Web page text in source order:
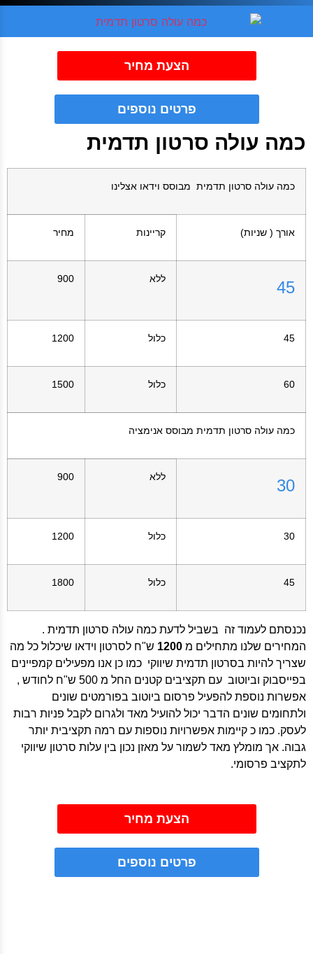
הצעת מחיר
פרטים נוספים
כמה עולה סרטון תדמית
כמה עולה סרטון תדמית מבוסס וידאו אצלינו
אורך ( שניות) קריינות מחיר
45 ללא 900
45 כלול 1200
60 כלול 1500
כמה עולה סרטון תדמית מבוסס אנימציה
30 ללא 900
30 כלול 1200
45 כלול 1800
נכנסתם לעמוד זה בשביל לדעת כמה עולה סרטון תדמית .
המחירים שלנו מתחילים מ 1200 ש"ח לסרטון וידאו שיכלול כל מה
שצריך להיות בסרטון תדמית שיווקי כמו כן אנו מפעילים קמפיינים
בפייסבוק וביוטוב עם תקציבים קטנים החל מ 500 ש"ח לחודש ,
אפשרות נוספת להפעיל פרסום ביוטוב בפורמטים שונים
ולתחומים שונים הדבר יכול להועיל מאד ולגרום לקבל פניות רבות
לעסק. כמו כ קיימות אפשרויות נוספות עם רמה תקציבית יותר
גבוה. אך מומלץ מאד לשמור על מאזן נכון בין עלות סרטון שיווקי
לתקציב פרסומי.
הצעת מחיר
פרטים נוספים